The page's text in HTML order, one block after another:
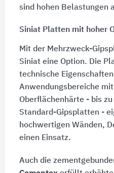
sind hohen Belastungen
Siniat Platten mit hoher
Mit der Mehrzweck-
Siniat eine Option. Die
technische
Anwendungsbereiche
Oberflächenhärte - bis
Standard-Gipsplatten -
hochwertigen Wänden,
einen Einsatz.
Auch die